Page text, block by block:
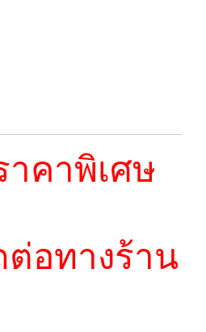
าคาพิเศษ
อทางร้าน